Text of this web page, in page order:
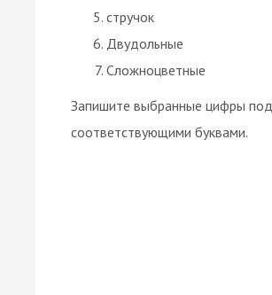
стручок
Двудольные
Сложноцветные
Запишите выбранные цифры под
соответствующими буквами.